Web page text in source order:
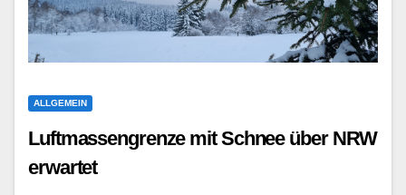
ALLGEMEIN
Luftmassengrenze mit Schnee über NRW
erwartet